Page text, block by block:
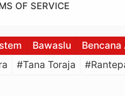
OF SERVICE
Bawaslu Bencana
#Tana Toraja